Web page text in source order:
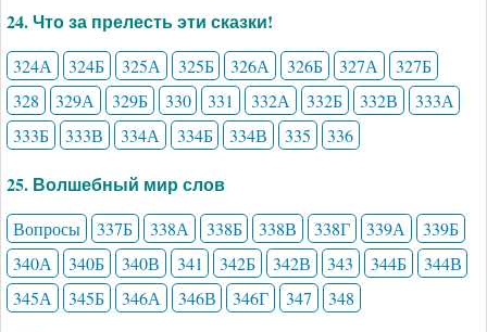
24. Что за прелесть эти сказки!
324А 324Б 325А 325Б 326А 326Б 327А
327Б
328
329А 329Б 330 331 332А 332Б 332В
333А
333Б
333В 334А 334Б 334В 335 336
25. Волшебный мир слов
Вопросы 337Б 338А 338Б 338В 338Г 339А
339Б
340А
340Б 340В 341 342Б 342В 343 344Б
344В
345А
345Б 346А 346В 346Г 347 348